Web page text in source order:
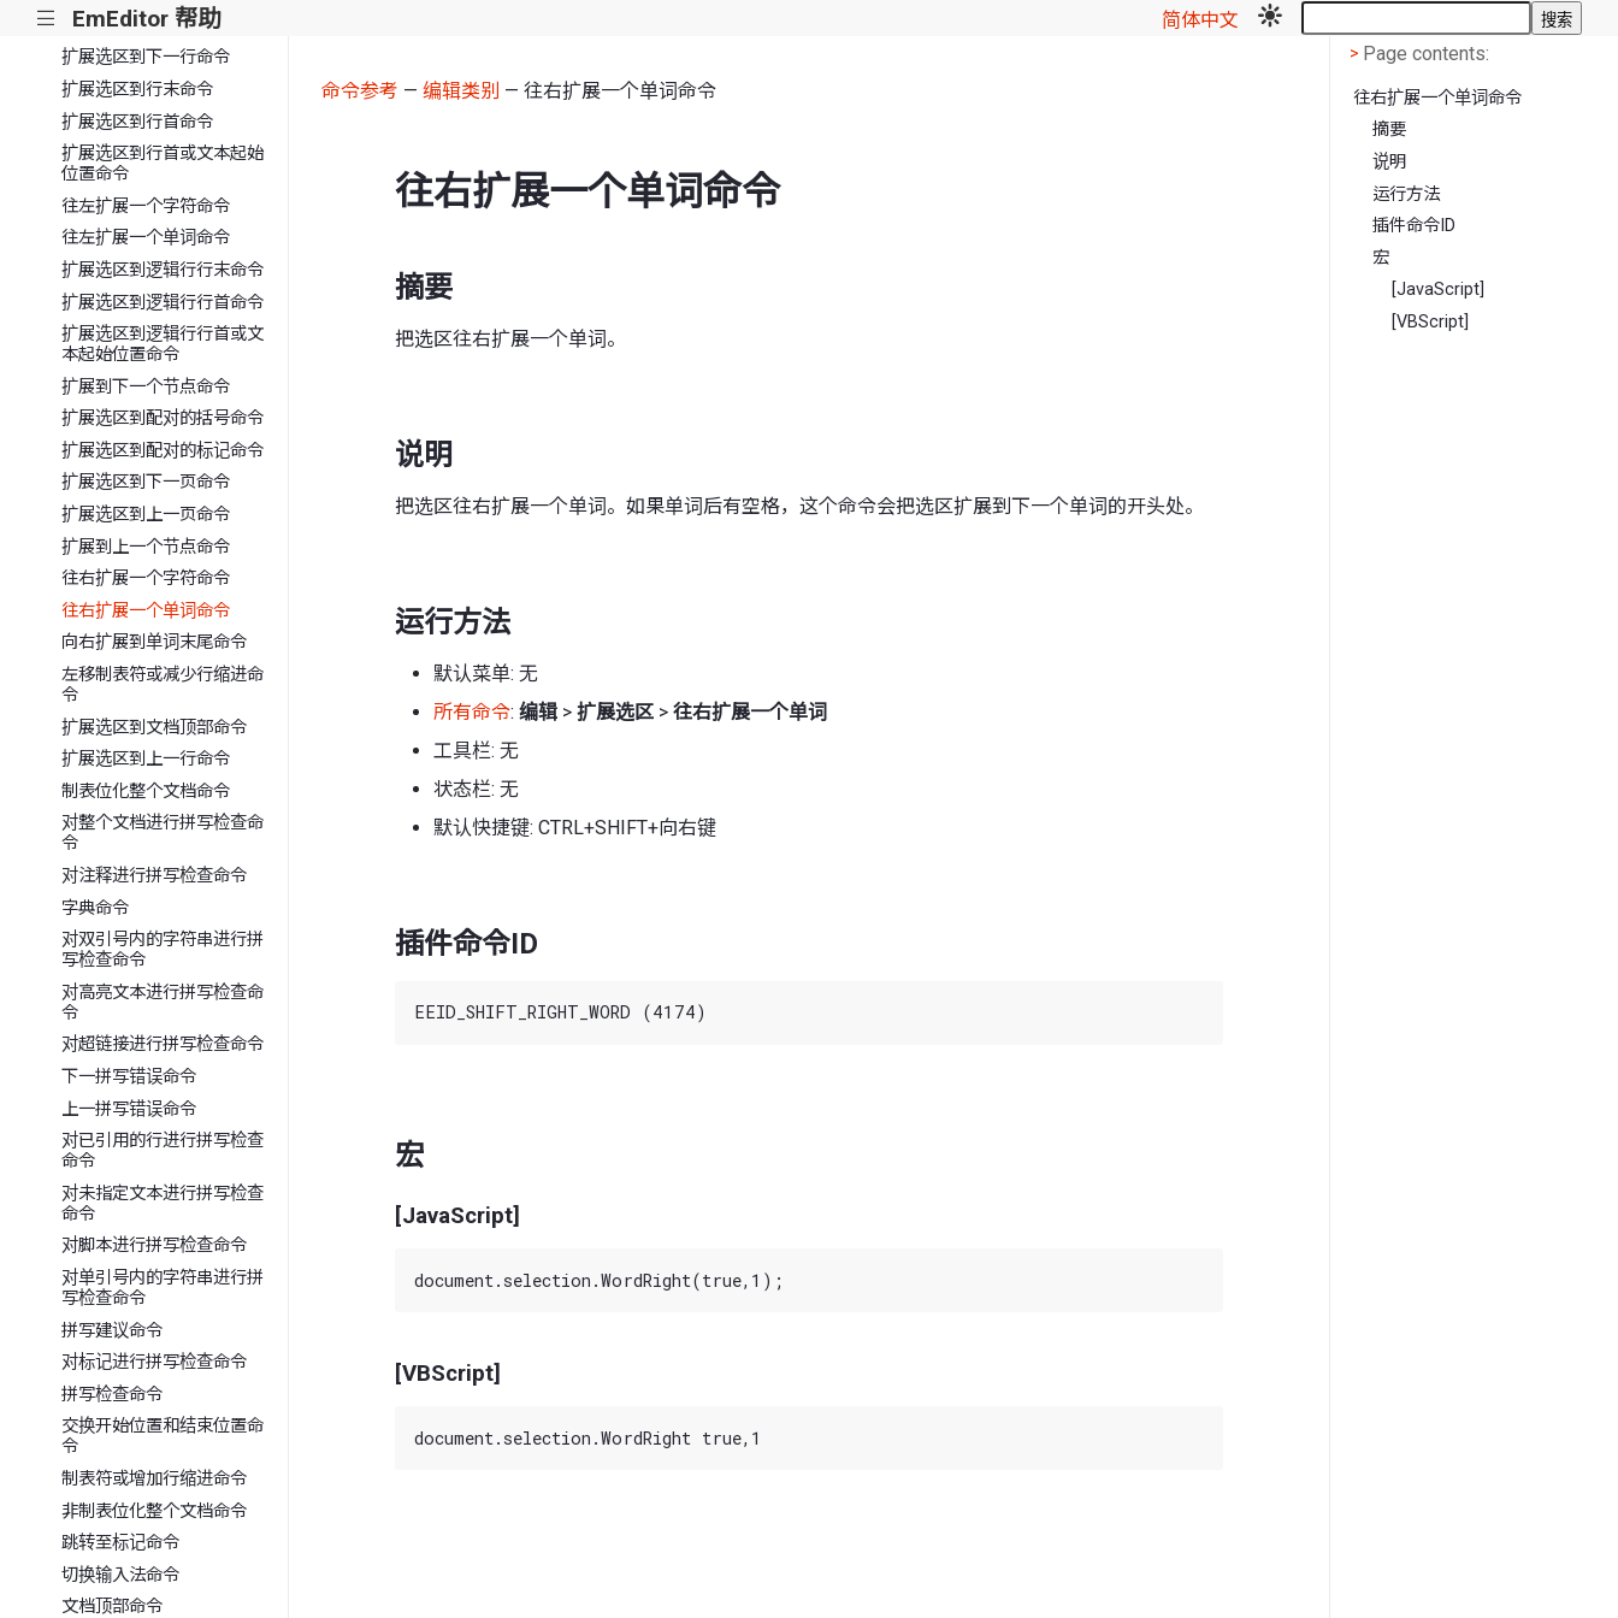
||| EmEditor 帮助 简体中文 搜索
扩展选区到文档底部命令
扩展选区到下一行命令
扩展选区到行末命令
扩展选区到行首命令
扩展选区到行首或文本起始
位置命令
往左扩展一个字符命令
往左扩展一个单词命令
扩展选区到逻辑行行末命令
扩展选区到逻辑行行首命令
扩展选区到逻辑行行首或文
本起始位置命令
扩展到下一个节点命令
扩展选区到配对的括号命令
扩展选区到配对的标记命令
扩展选区到下一页命令
扩展选区到上一页命令
扩展到上一个节点命令
往右扩展一个字符命令
往右扩展一个单词命令
向右扩展到单词末尾命令
左移制表符或减少行缩进命
令
扩展选区到文档顶部命令
扩展选区到上一行命令
制表位化整个文档命令
对整个文档进行拼写检查命
令
对注释进行拼写检查命令
字典命令
对双引号内的字符串进行拼
写检查命令
对高亮文本进行拼写检查命
令
对超链接进行拼写检查命令
下一拼写错误命令
上一拼写错误命令
对已引用的行进行拼写检查
命令
对未指定文本进行拼写检查
命令
对脚本进行拼写检查命令
对单引号内的字符串进行拼
写检查命令
拼写建议命令
对标记进行拼写检查命令
拼写检查命令
交换开始位置和结束位置命
令
制表符或增加行缩进命令
非制表位化整个文档命令
跳转至标记命令
切换输入法命令
文档顶部命令
命令参考 — 编辑类别 — 往右扩展一个单词命令
往右扩展一个单词命令
摘要
把选区往右扩展一个单词。
说明
把选区往右扩展一个单词。如果单词后有空格，这个命令会把选区扩展到下一个单词的开头处。
运行方法
默认菜单: 无
所有命令: 编辑 > 扩展选区 > 往右扩展一个单词
工具栏: 无
状态栏: 无
默认快捷键: CTRL+SHIFT+向右键
插件命令ID
宏
[JavaScript]
[VBScript]
< Page contents
> Page contents:
往右扩展一个单词命令
摘要
说明
运行方法
插件命令ID
宏
[JavaScript]
[VBScript]